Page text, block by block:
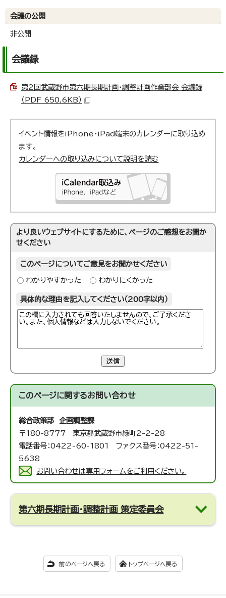
会議の公開
非公開
会議録
第2回武蔵野市第六期長期計画・調整計画作業部会 会議録
（PDF 650.6KB）
イベント情報をiPhone・iPad端末のカレンダーに取り込め
ます。
カレンダーへの取り込みについて説明を読む
より良いウェブサイトにするために、ページのご感想をお聞か
せください
このページについてご意見をお聞かせください
わかりやすかった わかりにくかった
具体的な理由を記入してください（200字以内）
送信
このページに関するお問い合わせ
総合政策部 企画調整課
〒180-8777 東京都武蔵野市緑町2-2-28
電話番号：0422-60-1801 ファクス番号：0422-51-
5638
お問い合わせは専用フォームをご利用ください。
第六期長期計画・調整計画 策定委員会
前のページへ戻る トップページへ戻る